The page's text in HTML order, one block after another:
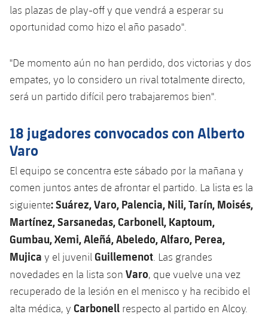
las plazas de play-off y que vendrá a esperar su
oportunidad como hizo el año pasado".
"De momento aún no han perdido, dos victorias y dos
empates, yo lo considero un rival totalmente directo,
será un partido difícil pero trabajaremos bien".
18 jugadores convocados con Alberto
Varo
El equipo se concentra este sábado por la mañana y
comen juntos antes de afrontar el partido. La lista es la
siguiente: Suárez, Varo, Palencia, Nili, Tarín, Moisés,
Martínez, Sarsanedas, Carbonell, Kaptoum,
Gumbau, Xemi, Aleñá, Abeledo, Alfaro, Perea,
Mujica y el juvenil Guillemenot . Las grandes
novedades en la lista son Varo, que vuelve una vez
recuperado de la lesión en el menisco y ha recibido el
alta médica, y Carbonell respecto al partido en Alcoy.